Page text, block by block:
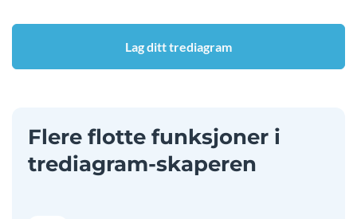
Lag ditt trediagram
Flere flotte funksjoner i
trediagram-skaperen